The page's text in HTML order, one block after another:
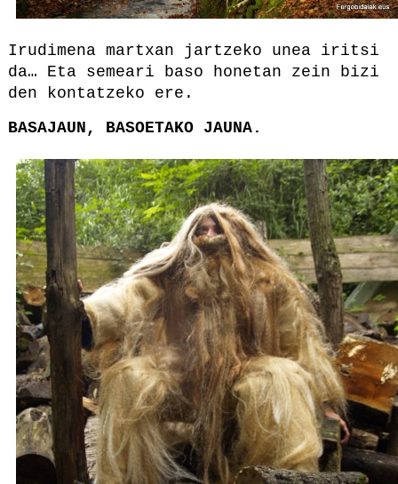
Irudimena martxan jartzeko unea iritsi
da… Eta semeari baso honetan zein bizi
den kontatzeko ere.
BASAJAUN, BASOETAKO JAUNA.